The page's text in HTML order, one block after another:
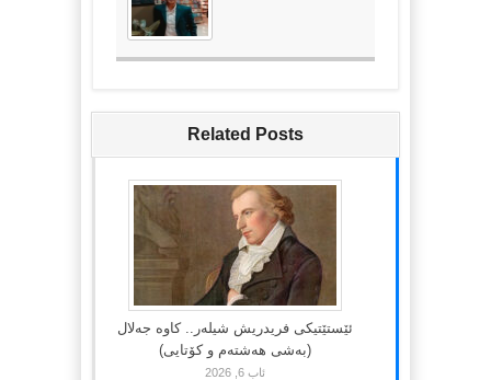
Related Posts
ئێستێتیکی فریدریش شیلەر.. کاوە جەلال
(بەشی هەشتەم و کۆتایی)
ئاب 6, 2026